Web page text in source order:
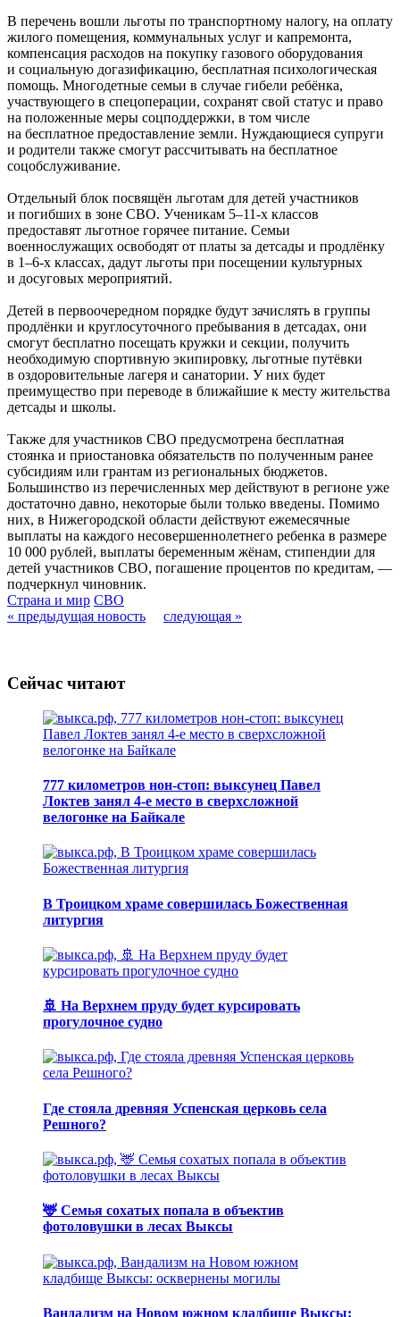
В перечень вошли льготы по транспортному налогу, на оплату
жилого помещения, коммунальных услуг и капремонта,
компенсация расходов на покупку газового оборудования
и социальную догазификацию, бесплатная психологическая
помощь. Многодетные семьи в случае гибели ребёнка,
участвующего в спецоперации, сохранят свой статус и право
на положенные меры соцподдержки, в том числе
на бесплатное предоставление земли. Нуждающиеся супруги
и родители также смогут рассчитывать на бесплатное
соцобслуживание.
Отдельный блок посвящён льготам для детей участников
и погибших в зоне СВО. Ученикам 5–11-х классов
предоставят льготное горячее питание. Семьи
военнослужащих освободят от платы за детсады и продлёнку
в 1–6-х классах, дадут льготы при посещении культурных
и досуговых мероприятий.
Детей в первоочередном порядке будут зачислять в группы
продлёнки и круглосуточного пребывания в детсадах, они
смогут бесплатно посещать кружки и секции, получить
необходимую спортивную экипировку, льготные путёвки
в оздоровительные лагеря и санатории. У них будет
преимущество при переводе в ближайшие к месту жительства
детсады и школы.
Также для участников СВО предусмотрена бесплатная
стоянка и приостановка обязательств по полученным ранее
субсидиям или грантам из региональных бюджетов.
Большинство из перечисленных мер действуют в регионе уже
достаточно давно, некоторые были только введены. Помимо
них, в Нижегородской области действуют ежемесячные
выплаты на каждого несовершеннолетнего ребенка в размере
10 000 рублей, выплаты беременным жёнам, стипендии для
детей участников СВО, погашение процентов по кредитам, —
подчеркнул чиновник.
Страна и мир СВО
« предыдущая новость
следующая »
Сейчас читают
777 километров нон-стоп: выксунец Павел
Локтев занял 4-е место в сверхсложной
велогонке на Байкале
В Троицком храме совершилась Божественная
литургия
🚢 На Верхнем пруду будет курсировать
прогулочное судно
Где стояла древняя Успенская церковь села
Решного?
🦌 Семья сохатых попала в объектив
фотоловушки в лесах Выксы
Вандализм на Новом южном кладбище Выксы: